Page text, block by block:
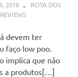
2018
ROTA DOS
REVIEWS
devem ter
faço low poo.
implica que não
a produtos[…]